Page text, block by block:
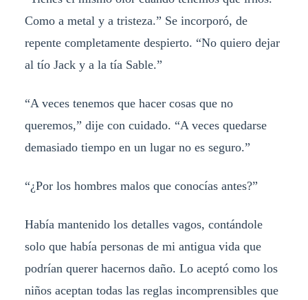
Como a metal y a tristeza.” Se incorporó, de
repente completamente despierto. “No quiero dejar
al tío Jack y a la tía Sable.”
“A veces tenemos que hacer cosas que no
queremos,” dije con cuidado. “A veces quedarse
demasiado tiempo en un lugar no es seguro.”
“¿Por los hombres malos que conocías antes?”
Había mantenido los detalles vagos, contándole
solo que había personas de mi antigua vida que
podrían querer hacernos daño. Lo aceptó como los
niños aceptan todas las reglas incomprensibles que